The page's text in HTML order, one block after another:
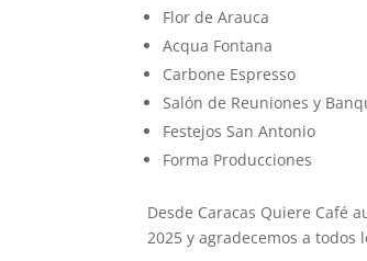
Flor de Arauca
Acqua Fontana
Carbone Espresso
Salón de Reuniones y
Festejos San Antonio
Forma Producciones
Desde Caracas Quiere Café
2025 y agradecemos a